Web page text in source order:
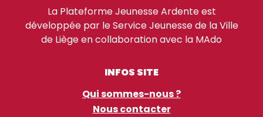
La Plateforme Jeunesse Ardente est
développée par le Service Jeunesse de la Ville
de Liège en collaboration avec la MAdo
INFOS SITE
Qui sommes-nous ?
Nous contacter